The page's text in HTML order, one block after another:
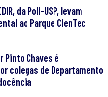
da Poli-USP, levam
ao Parque CienTec
Pinto Chaves é
colegas de Departamento